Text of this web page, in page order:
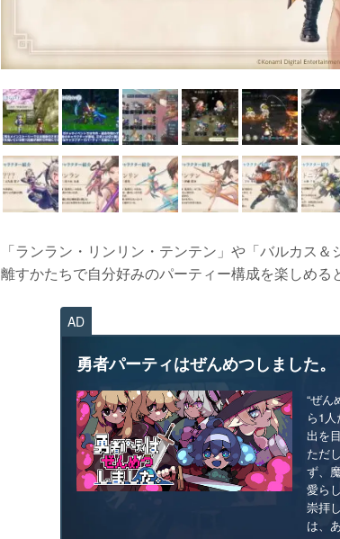
「ランラン・リンリン・テンテン」や「バルカス
離すかたちで自分好みのパーティー構成を楽しめる
AD
勇者パーティはぜんめつしました。
“ぜん
ら1
出を
ただ
ず、
愛ら
崇拝
は、